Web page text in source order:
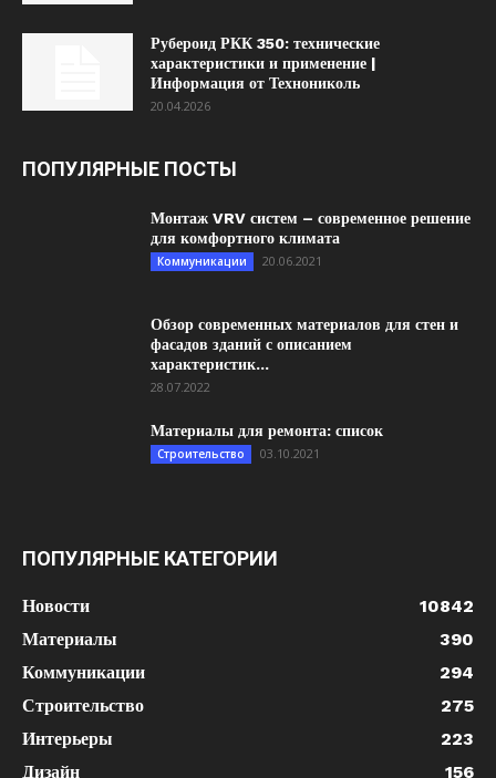
Рубероид РКК 350: технические
характеристики и применение |
Информация от Технониколь
20.04.2026
ПОПУЛЯРНЫЕ ПОСТЫ
Монтаж VRV систем – современное решение
для комфортного климата
Коммуникации 20.06.2021
Обзор современных материалов для стен и
фасадов зданий с описанием
характеристик...
28.07.2022
Материалы для ремонта: список
Строительство 03.10.2021
ПОПУЛЯРНЫЕ КАТЕГОРИИ
Новости
10842
Материалы
390
Коммуникации
294
Строительство
275
Интерьеры
223
Дизайн
156